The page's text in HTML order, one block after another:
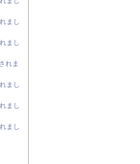
まし
まし
れま
まし
まし
まし